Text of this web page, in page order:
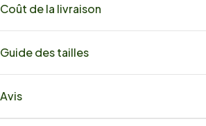
Coût de la livraison
Guide des tailles
Avis